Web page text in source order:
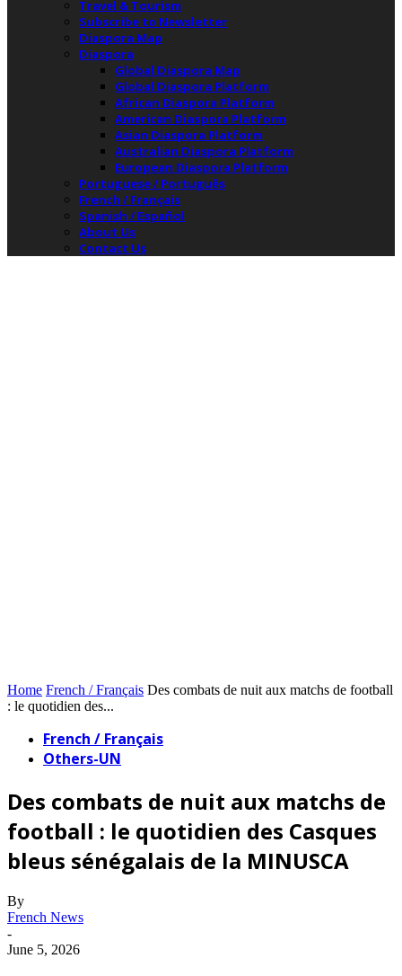
Travel & Tourism
Subscribe to Newsletter
Diaspora Map
Diaspora
Global Diaspora Map
Global Diaspora Platform
African Diaspora Platform
American Diaspora Platform
Asian Diaspora Platform
Australian Diaspora Platform
European Diaspora Platform
Portuguese / Português
French / Français
Spanish / Español
About Us
Contact Us
Home French / Français Des combats de nuit aux matchs de football
: le quotidien des...
French / Français
Others-UN
Des combats de nuit aux matchs de
football : le quotidien des Casques
bleus sénégalais de la MINUSCA
By
French News
-
June 5, 2026